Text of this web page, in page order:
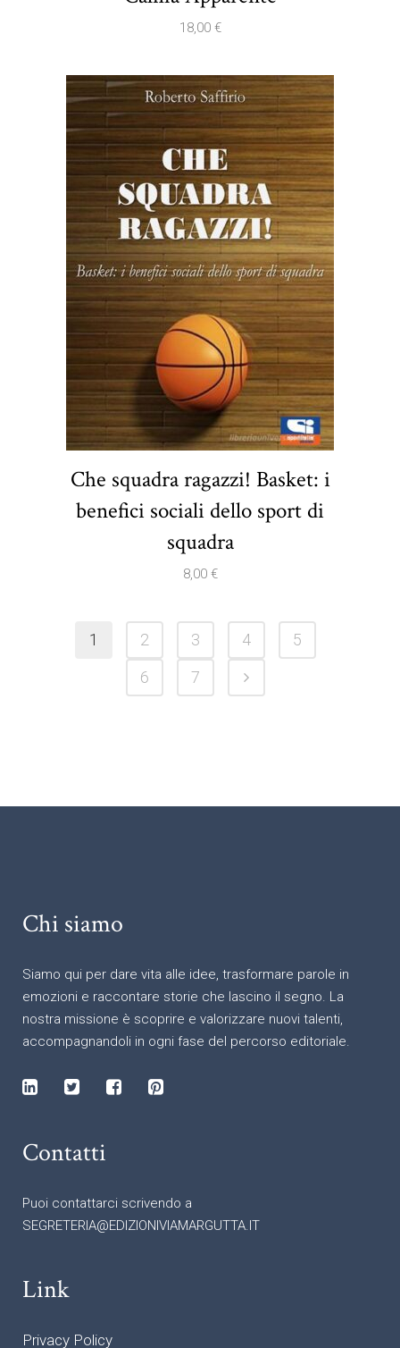
18,00 €
Che squadra ragazzi! Basket: i
benefici sociali dello sport di
squadra
8,00 €
1 2 3 4
5
6
7
Chi siamo
Siamo qui per dare vita alle idee, trasformare parole in
emozioni e raccontare storie che lascino il segno. La
nostra missione è scoprire e valorizzare nuovi talenti,
accompagnandoli in ogni fase del percorso editoriale.
Contatti
Puoi contattarci scrivendo a
SEGRETERIA@EDIZIONIVIAMARGUTTA.IT
Link
Privacy Policy